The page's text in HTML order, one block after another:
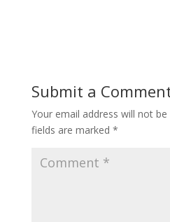
http://smaitabubakar.s
masuk-ppdb-smait-
abu-bakar-yogyakarta/
Submit a
Your email address will not be
fields are marked *